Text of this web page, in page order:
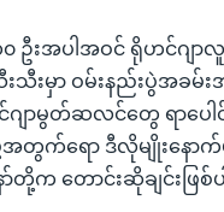
ဦးအပါအဝင် ရိုဟင်ဂျာလူ
မှာ ဝမ်းနည်းပွဲအခမ်းအ
ာမွတ်ဆလင်တွေ ရာပေါင်း
ရော ဒီလိုမျိုးနောက်မ
က တောင်းဆိုချင်းဖြစ်